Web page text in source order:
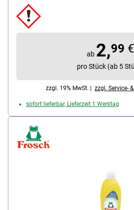
Anwendung: mit feuchtem Tuch
auftragen / reinigen / mit Wasser
Duftrichtung: Zitrus,
/ Flaschenkörper aus 50%
500 ml, Lieferumfang: 1 Flasche
ab 2,99 €
pro Stück (ab 5
zzgl. 19% MwSt. | zzgl. Service-
sofort lieferbar, Lieferzeit 1 Werktag